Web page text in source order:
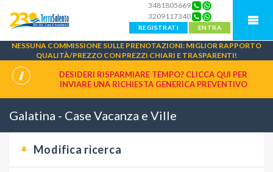
3481805669
3209117340
REGISTRATI ENTRA
NESSUNA COMMISSIONE SULLE PRENOTAZIONI: MIGLIOR RAPPORTO
QUALITÀ/PREZZO CON PREZZI CHIARI E TRASPARENTI!
DESIDERI RISPARMIARE TEMPO? CLICCA QUI PER
INVIARE UNA RICHIESTA GENERICA PREVENTIVO
Galatina - Case Vacanza e Ville
Modifica ricerca